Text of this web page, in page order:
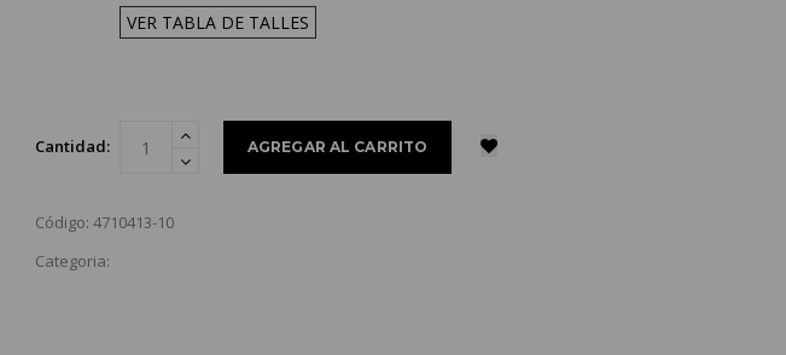
VER TABLA DE TALLES
Cantidad:
Código: 4710413-10
Categoria: